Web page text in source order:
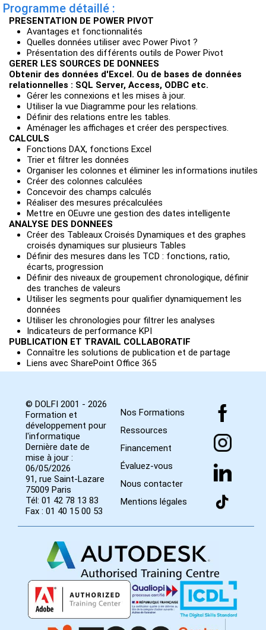
Programme détaillé :
PRESENTATION DE POWER PIVOT
Avantages et fonctionnalités
Quelles données utiliser avec Power Pivot ?
Présentation des différents outils de Power Pivot
GERER LES SOURCES DE DONNEES
Obtenir des données d'Excel. Ou de bases de données
relationnelles : SQL Server, Access, ODBC etc.
Gérer les connexions et les mises à jour.
Utiliser la vue Diagramme pour les relations.
Définir des relations entre les tables.
Aménager les affichages et créer des perspectives.
CALCULS
Fonctions DAX, fonctions Excel
Trier et filtrer les données
Organiser les colonnes et éliminer les informations inutiles
Créer des colonnes calculées
Concevoir des champs calculés
Réaliser des mesures précalculées
Mettre en OEuvre une gestion des dates intelligente
ANALYSE DES DONNEES
Créer des Tableaux Croisés Dynamiques et des graphes
croisés dynamiques sur plusieurs Tables
Définir des mesures dans les TCD : fonctions, ratio,
écarts, progression
Définir des niveaux de groupement chronologique, définir
des tranches de valeurs
Utiliser les segments pour qualifier dynamiquement les
données
Utiliser les chronologies pour filtrer les analyses
Indicateurs de performance KPI
PUBLICATION ET TRAVAIL COLLABORATIF
Connaître les solutions de publication et de partage
Liens avec SharePoint Office 365
© DOLFI 2001 - 2026
Formation et
développement pour
l'informatique
Dernière date de
mise à jour :
06/05/2026
91, rue Saint-Lazare
75009 Paris
Tél: 01 42 78 13 83
Fax : 01 40 15 00 53
Nos Formations
Ressources
Financement
Évaluez-vous
Nous contacter
Mentions légales